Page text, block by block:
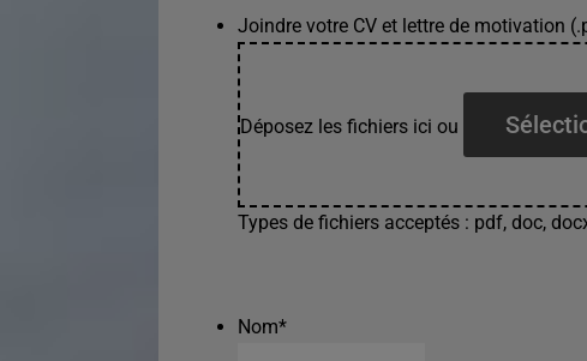
Joindre votre CV et lettre de motivation
Déposez les fichiers ici ou
Types de fichiers acceptés : pdf, doc,
Nom*